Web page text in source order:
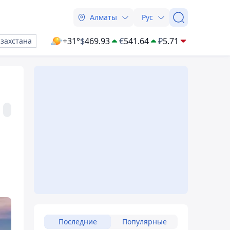
Алматы Рус
+31°$469.93 €541.64 ₽5.71
Последние Популярные